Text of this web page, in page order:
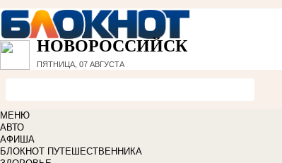
НОВОРОССИЙСК
ПЯТНИЦА, 07 АВГУСТА
МЕНЮ
АВТО
АФИША
БЛОКНОТ ПУТЕШЕСТВЕННИКА